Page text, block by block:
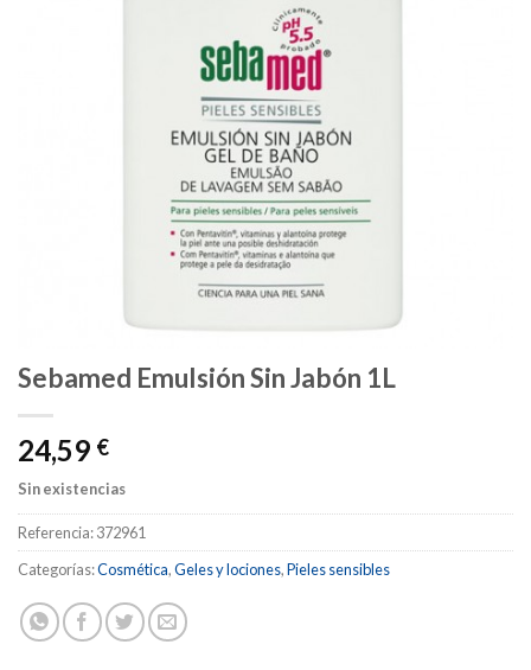
Sebamed Emulsión Sin Jabón 1L
24,59 €
Sin existencias
Referencia:372961
Categorías:Cosmética,Geles y lociones,Pieles sensibles